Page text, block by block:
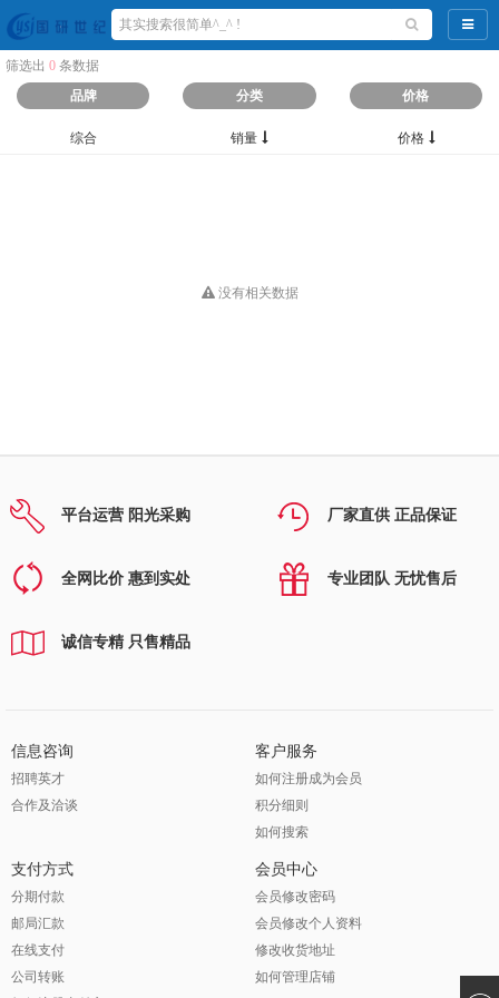
导航
筛选出 0 条数据
品牌
分类 价格
综合 销量 价格
没有相关数据
平台运营 阳光采购 厂家直供 正品保证
全网比价 惠到实处 专业团队 无忧售后
诚信专精 只售精品
信息咨询
招聘英才
合作及洽谈
客户服务
如何注册成为会员
积分细则
如何搜索
支付方式
分期付款
邮局汇款
在线支付
公司转账
会员中心
会员修改密码
会员修改个人资料
修改收货地址
如何管理店铺